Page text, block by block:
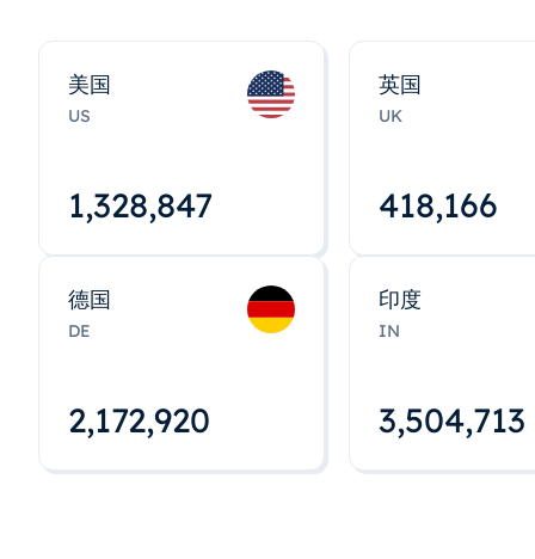
美国
US
1,328,848
英国
UK
418,167
德国
DE
2,172,922
印度
IN
3,504,715